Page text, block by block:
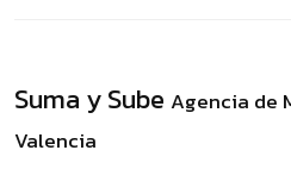
Suma y Sube Agencia de
Valencia